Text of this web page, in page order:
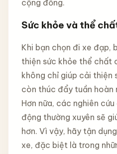
cộng đồng.
Sức khỏe và thể
Khi bạn chọn đi xe đạp,
thiện sức khỏe thể chất
không chỉ giúp cải thiện
còn thúc đẩy tuần
Hơn nữa, các nghiên
động thường xuyên sẽ
hơn. Vì vậy, hãy tận
xe, đặc biệt là trong